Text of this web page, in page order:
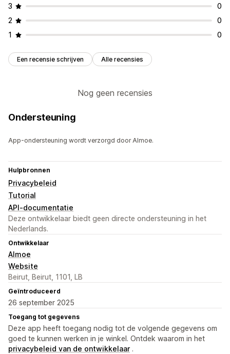
3
0
2
0
1
0
Een recensie schrijven Alle recensies
Nog geen recensies
Ondersteuning
App-ondersteuning wordt verzorgd door Almoe.
Hulpbronnen
Privacybeleid
Tutorial
API-documentatie
Deze ontwikkelaar biedt geen directe ondersteuning in het
Nederlands.
Ontwikkelaar
Almoe
Website
Beirut, Beirut, 1101, LB
Geïntroduceerd
26 september 2025
Toegang tot gegevens
Deze app heeft toegang nodig tot de volgende gegevens om
goed te kunnen werken in je winkel. Ontdek waarom in het
privacybeleid van de ontwikkelaar .